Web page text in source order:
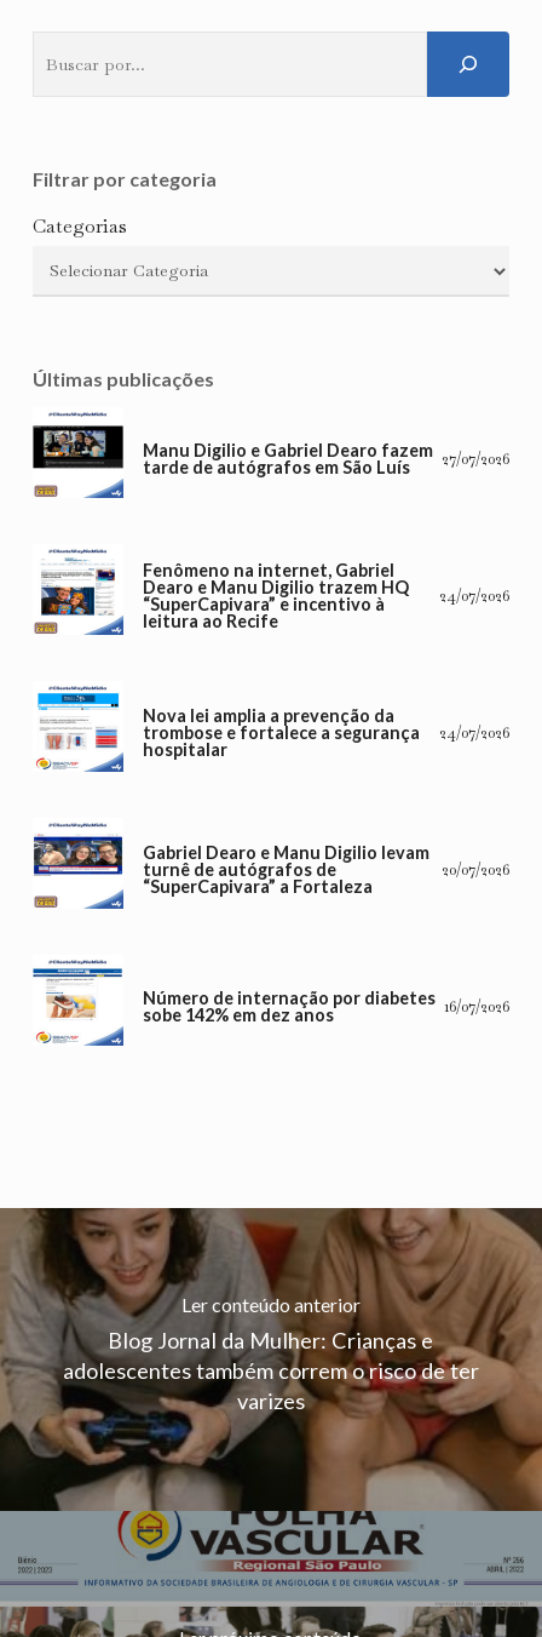
Filtrar por categoria
Categorias
Últimas publicações
Manu Digilio e Gabriel Dearo fazem
tarde de autógrafos em São Luís
27/07/2026
Fenômeno na internet, Gabriel
Dearo e Manu Digilio trazem HQ
“SuperCapivara” e incentivo à
leitura ao Recife
24/07/2026
Nova lei amplia a prevenção da
trombose e fortalece a segurança
hospitalar
24/07/2026
Gabriel Dearo e Manu Digilio levam
turnê de autógrafos de
“SuperCapivara” a Fortaleza
20/07/2026
Número de internação por diabetes
sobe 142% em dez anos
16/07/2026
Ler conteúdo anterior
Blog Jornal da Mulher: Crianças e
adolescentes também correm o risco de ter
varizes